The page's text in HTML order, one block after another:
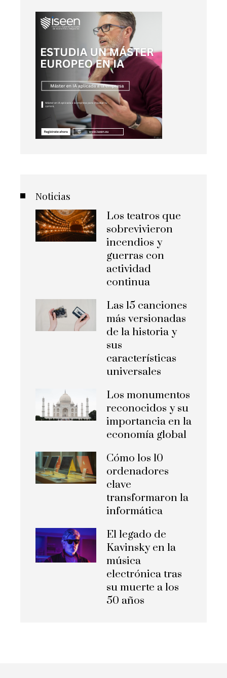
Noticias
Los teatros que
sobrevivieron
incendios y
guerras con
actividad
continua
Las 15 canciones
más versionadas
de la historia y
sus
características
universales
Los monumentos
reconocidos y su
importancia en la
economía global
Cómo los 10
ordenadores
clave
transformaron la
informática
El legado de
Kavinsky en la
música
electrónica tras
su muerte a los
50 años